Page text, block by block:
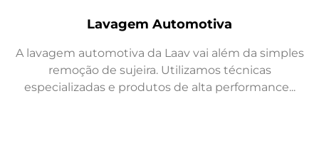
Lavagem Automotiva
A lavagem automotiva da Laav vai além da simples
remoção de sujeira. Utilizamos técnicas
especializadas e produtos de alta performance...